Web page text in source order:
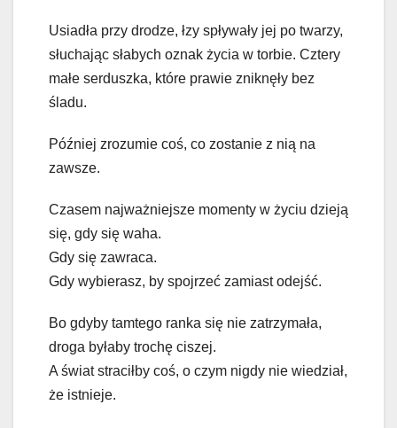
Usiadła przy drodze, łzy spływały jej po twarzy,
słuchając słabych oznak życia w torbie. Cztery
małe serduszka, które prawie zniknęły bez
śladu.
Później zrozumie coś, co zostanie z nią na
zawsze.
Czasem najważniejsze momenty w życiu dzieją
się, gdy się waha.
Gdy się zawraca.
Gdy wybierasz, by spojrzeć zamiast odejść.
Bo gdyby tamtego ranka się nie zatrzymała,
droga byłaby trochę ciszej.
A świat straciłby coś, o czym nigdy nie wiedział,
że istnieje.